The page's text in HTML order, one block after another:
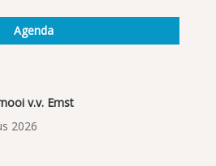
Agenda
v.v. Emst
2026